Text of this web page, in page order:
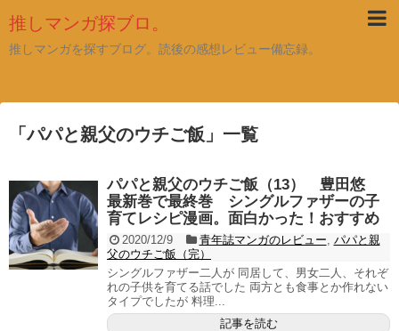
推しマンガ探ブロ。
推しマンガを探すブログ。読後の感想レビュー備忘録。
「パパと親父のウチご飯 」 一覧
パパと親父のウチご飯（13） 豊田悠
最新巻で最終巻 シングルファザーの子
育てレシピ漫画。面白かった！おすすめ
2020/12/9 青年誌マンガのレビュー パパと親
父のウチご飯（完）
シングルファザー二人が 同居して、男女二人、それぞ
れの子供を育てる話でした 両方とも食事とか作れない
タイプでしたが 料理...
記事を読む